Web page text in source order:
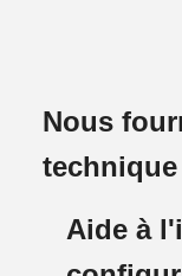
Nous
Aide à